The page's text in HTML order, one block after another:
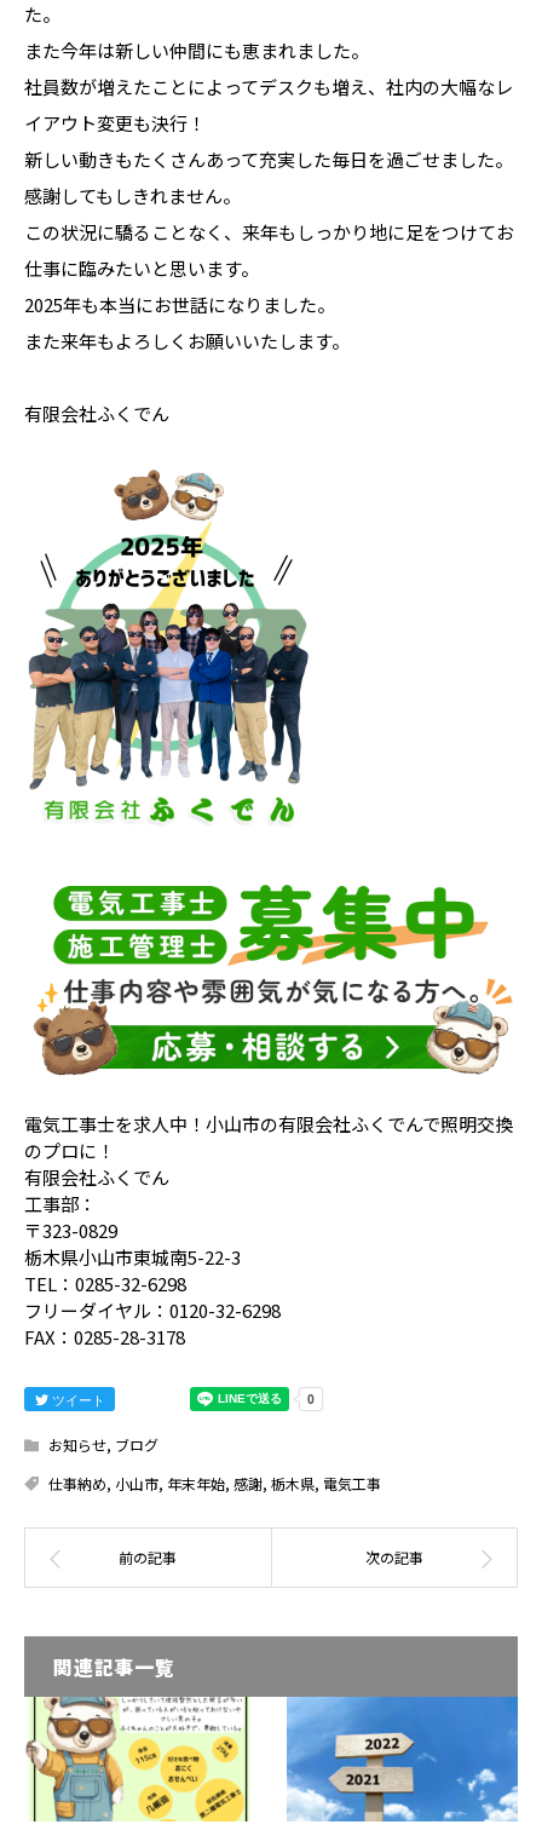
た。
また今年は新しい仲間にも恵まれました。
社員数が増えたことによってデスクも増え、社内の大幅なレ
イアウト変更も決行！
新しい動きもたくさんあって充実した毎日を過ごせました。
感謝してもしきれません。
この状況に驕ることなく、来年もしっかり地に足をつけてお
仕事に臨みたいと思います。
2025年も本当にお世話になりました。
また来年もよろしくお願いいたします。
有限会社ふくでん
電気工事士を求人中！小山市の有限会社ふくでんで照明交換
のプロに！
有限会社ふくでん
工事部：
〒323-0829
栃木県小山市東城南5-22-3
TEL：0285-32-6298
フリーダイヤル：0120-32-6298
FAX：0285-28-3178
ツイート
お知らせ, ブログ
仕事納め, 小山市, 年末年始, 感謝, 栃木県, 電気工事
関連記事一覧